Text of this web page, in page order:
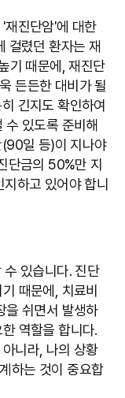
재진단암'에 대한
걸렸던 환자는 재
기 때문에, 재진단
든든한 대비가 될
긴지도 확인하여
수 있도록 준비해
일 등)이 지나야
단금의 50%만 지
하고 있어야 합니
있습니다. 진단
때문에, 치료비
을 쉬면서 발생하
역할을 합니다.
니라, 나의 상황
하는 것이 중요합